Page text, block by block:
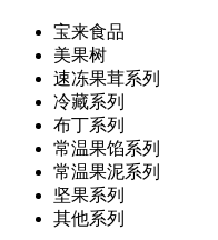
宝来食品
美果树
速冻果茸系列
冷藏系列
布丁系列
常温果馅系列
常温果泥系列
坚果系列
其他系列